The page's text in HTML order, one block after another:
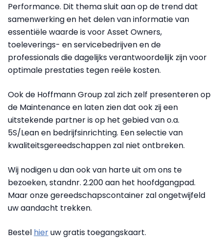
Performance. Dit thema sluit aan op de trend dat
samenwerking en het delen van informatie van
essentiële waarde is voor Asset Owners,
toeleverings- en servicebedrijven en de
professionals die dagelijks verantwoordelijk zijn voor
optimale prestaties tegen reële kosten.
Ook de Hoffmann Group zal zich zelf presenteren op
de Maintenance en laten zien dat ook zij een
uitstekende partner is op het gebied van o.a.
5S/Lean en bedrijfsinrichting. Een selectie van
kwaliteitsgereedschappen zal niet ontbreken.
Wij nodigen u dan ook van harte uit om ons te
bezoeken, standnr. 2.200 aan het hoofdgangpad.
Maar onze gereedschapscontainer zal ongetwijfeld
uw aandacht trekken.
Bestel hieruw gratis toegangskaart.